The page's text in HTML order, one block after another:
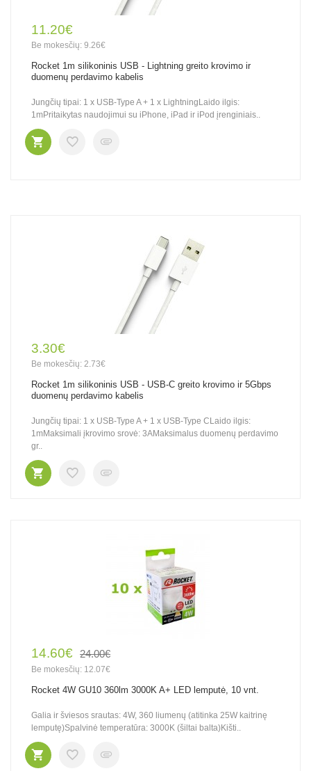
11.20€
Be mokesčių: 9.26€
Rocket 1m silikoninis USB - Lightning greito krovimo ir
duomenų perdavimo kabelis
Jungčių tipai: 1 x USB-Type A + 1 x LightningLaido ilgis:
1mPritaikytas naudojimui su iPhone, iPad ir iPod įrenginiais..
3.30€
Be mokesčių: 2.73€
Rocket 1m silikoninis USB - USB-C greito krovimo ir 5Gbps
duomenų perdavimo kabelis
Jungčių tipai: 1 x USB-Type A + 1 x USB-Type CLaido ilgis:
1mMaksimali įkrovimo srovė: 3AMaksimalus duomenų perdavimo
gr..
14.60€ 24.00€
Be mokesčių: 12.07€
Rocket 4W GU10 360lm 3000K A+ LED lemputė, 10 vnt.
Galia ir šviesos srautas: 4W, 360 liumenų (atitinka 25W kaitrinę
lemputę)Spalvinė temperatūra: 3000K (šiltai balta)Kišti..